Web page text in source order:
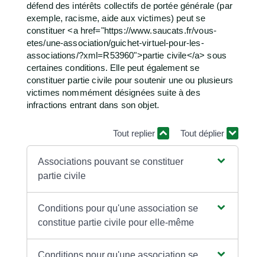
défend des intérêts collectifs de portée générale (par
exemple, racisme, aide aux victimes) peut se
constituer <a href="https://www.saucats.fr/vous-
etes/une-association/guichet-virtuel-pour-les-
associations/?xml=R53960">partie civile</a> sous
certaines conditions. Elle peut également se
constituer partie civile pour soutenir une ou plusieurs
victimes nommément désignées suite à des
infractions entrant dans son objet.
Tout replier Tout déplier
Associations pouvant se constituer
partie civile
Conditions pour qu'une association se
constitue partie civile pour elle-même
Conditions pour qu'une association se